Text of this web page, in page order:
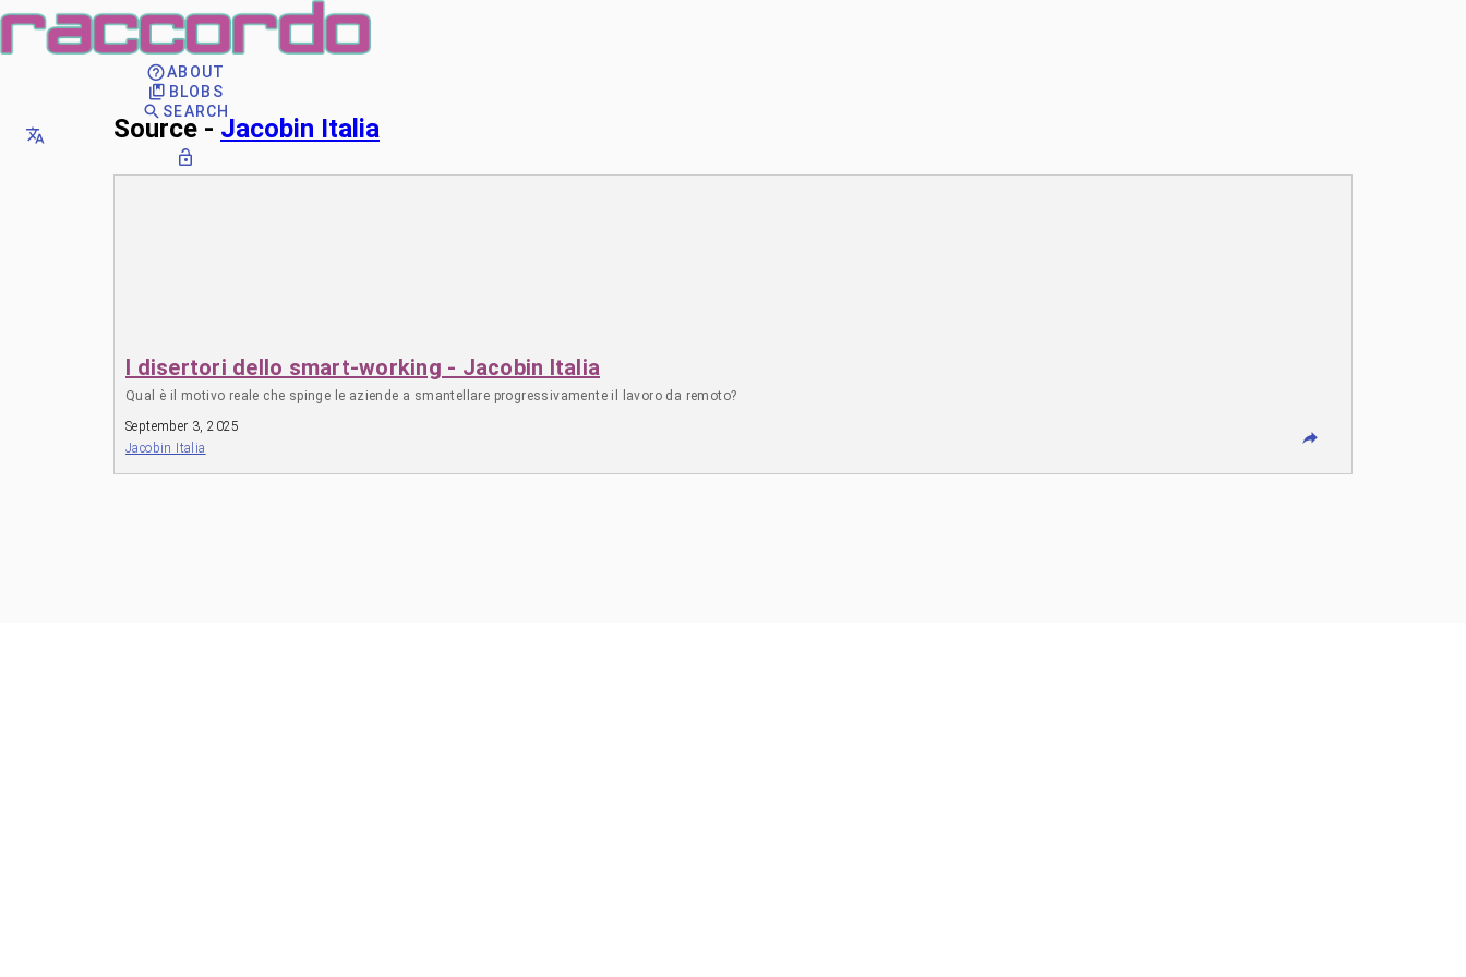
ABOUT
BLOBS
SEARCH
Source - Jacobin Italia
I disertori dello smart-working - Jacobin Italia
Qual è il motivo reale che spinge le aziende a smantellare progressivamente il lavoro da remoto?
September 3, 2025
Jacobin Italia